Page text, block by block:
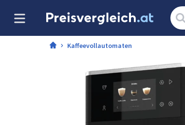
Artikel
suchen:
Kaffeevollautomaten